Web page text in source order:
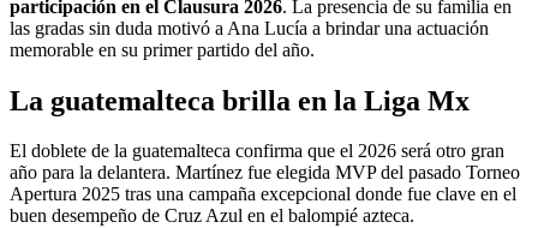
participación en el Clausura 2026. La presencia de su familia en
las gradas sin duda motivó a Ana Lucía a brindar una actuación
memorable en su primer partido del año.
La guatemalteca brilla en la Liga Mx
El doblete de la guatemalteca confirma que el 2026 será otro gran
año para la delantera. Martínez fue elegida MVP del pasado Torneo
Apertura 2025 tras una campaña excepcional donde fue clave en el
buen desempeño de Cruz Azul en el balompié azteca.